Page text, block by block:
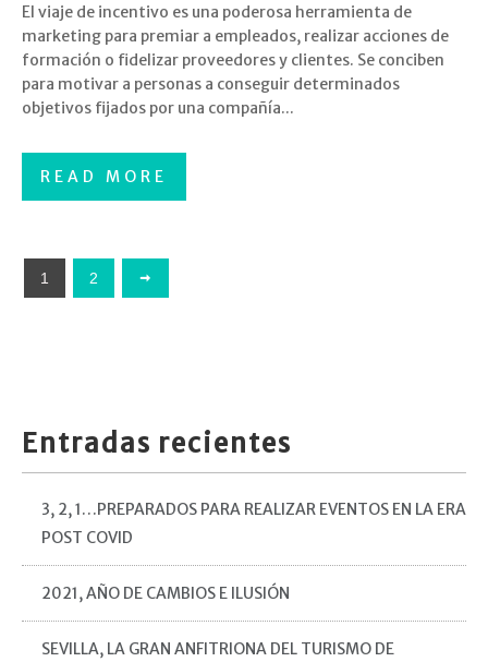
El viaje de incentivo es una poderosa herramienta de
marketing para premiar a empleados, realizar acciones de
formación o fidelizar proveedores y clientes. Se conciben
para motivar a personas a conseguir determinados
objetivos fijados por una compañía...
READ MORE
1 2
Entradas recientes
3, 2, 1…PREPARADOS PARA REALIZAR EVENTOS EN LA ERA
POST COVID
2021, AÑO DE CAMBIOS E ILUSIÓN
SEVILLA, LA GRAN ANFITRIONA DEL TURISMO DE